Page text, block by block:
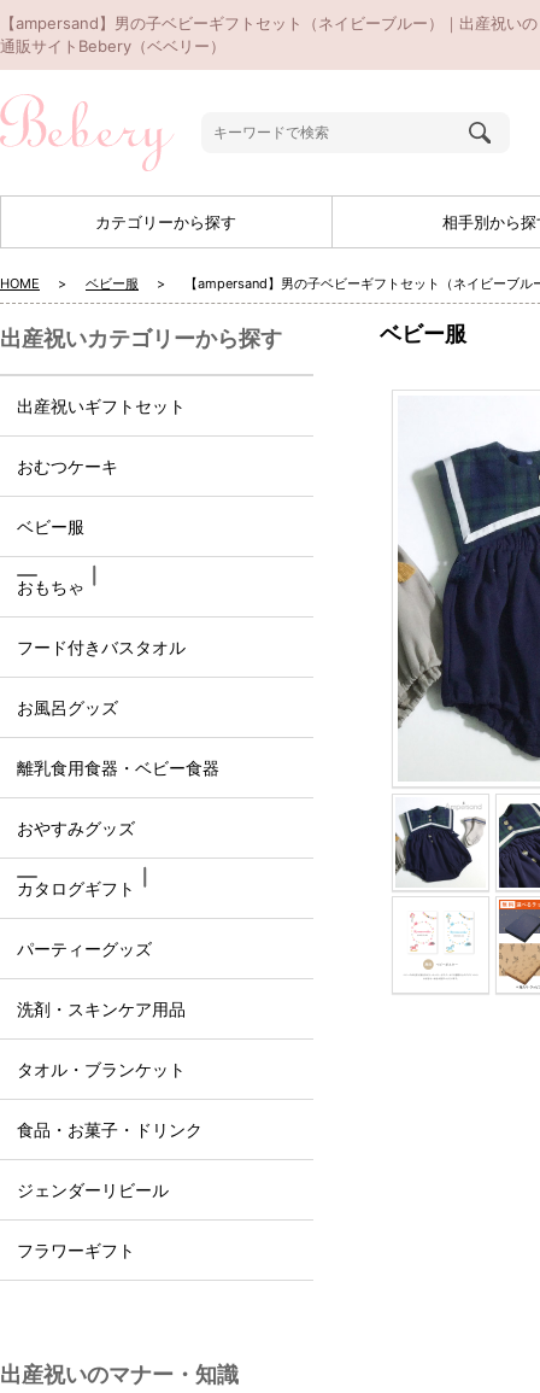
【ampersand】男の子ベビーギフトセット（ネイビーブルー）｜出産祝いの
通販サイトBebery（ベベリー）
カテゴリーから探す 相手別から探
HOME ベビー服 【ampersand】男の子ベビーギフトセット（ネイビーブル
ベビー服
出産祝いカテゴリーから探す
出産祝いギフトセット
おむつケーキ
ベビー服
おもちゃ
フード付きバスタオル
お風呂グッズ
離乳食用食器・ベビー食器
おやすみグッズ
カタログギフト
パーティーグッズ
洗剤・スキンケア用品
タオル・ブランケット
食品・お菓子・ドリンク
ジェンダーリビール
フラワーギフト
出産祝いのマナー・知識